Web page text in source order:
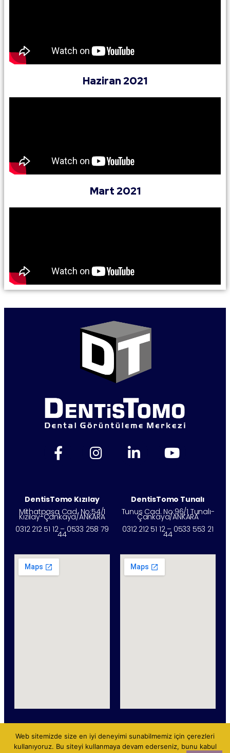
Haziran 2021
Mart 2021
DentisTomo Kızılay
Mithatpaşa Cad. No:54/1
Kızılay-Çankaya/ANKARA
0312 212 51 12 – 0533 258 79
44
DentisTomo Tunalı
Tunus Cad. No:96/1 Tunalı-
Çankaya/ANKARA
0312 212 51 12 – 0533 553 21
44
Web sitemizde size en iyi deneyimi sunabilmemiz için çerezleri
kullanıyoruz. Bu siteyi kullanmaya devam ederseniz, bunu kabul